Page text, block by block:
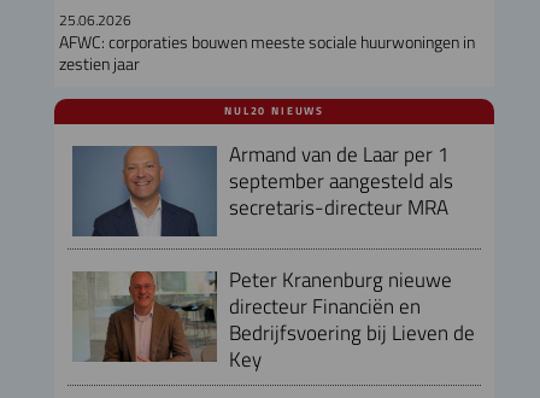
25.06.2026
AFWC: corporaties bouwen meeste sociale huurwoningen in
zestien jaar
NUL20 NIEUWS
Armand van de Laar per 1
september aangesteld als
secretaris-directeur MRA
Peter Kranenburg nieuwe
directeur Financiën en
Bedrijfsvoering bij Lieven de
Key